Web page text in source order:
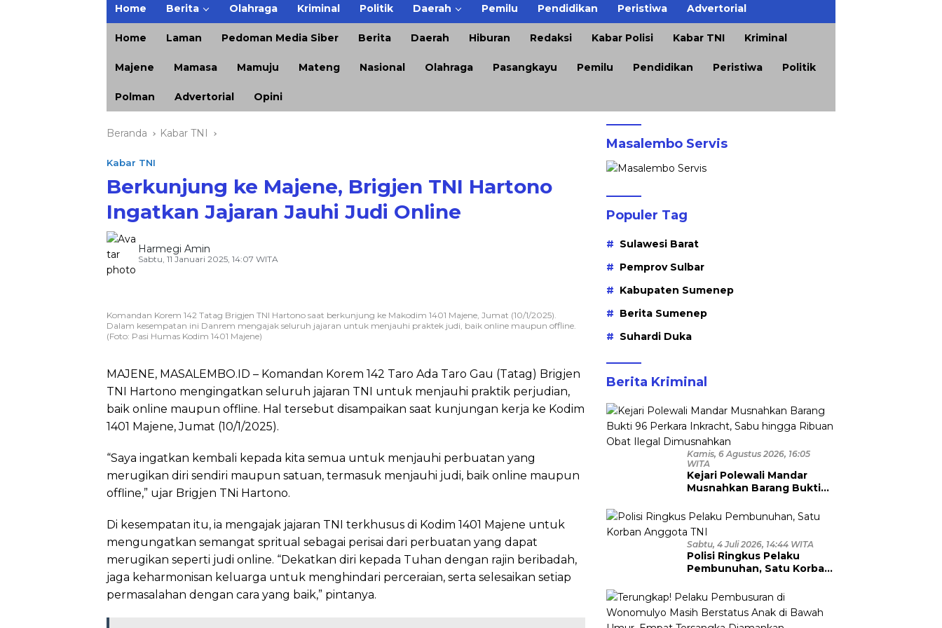
Home Berita Olahraga Kriminal Politik Daerah Pemilu Pendidikan Peristiwa Advertorial
Home Laman Pedoman Media Siber Berita Daerah Hiburan Redaksi Kabar Polisi Kabar TNI Kriminal
Majene Mamasa Mamuju Mateng Nasional Olahraga Pasangkayu Pemilu Pendidikan Peristiwa Politik
Polman Advertorial Opini
Beranda Kabar TNI
Kabar TNI
Berkunjung ke Majene, Brigjen TNI Hartono
Ingatkan Jajaran Jauhi Judi Online
Harmegi Amin
Sabtu, 11 Januari 2025, 14:07 WITA
Komandan Korem 142 Tatag Brigjen TNI Hartono saat berkunjung ke Makodim 1401 Majene, Jumat (10/1/2025).
Dalam kesempatan ini Danrem mengajak seluruh jajaran untuk menjauhi praktek judi, baik online maupun offline.
(Foto: Pasi Humas Kodim 1401 Majene)
MAJENE, MASALEMBO.ID – Komandan Korem 142 Taro Ada Taro Gau (Tatag) Brigjen
TNI Hartono mengingatkan seluruh jajaran TNI untuk menjauhi praktik perjudian,
baik online maupun offline. Hal tersebut disampaikan saat kunjungan kerja ke Kodim
1401 Majene, Jumat (10/1/2025).
“Saya ingatkan kembali kepada kita semua untuk menjauhi perbuatan yang
merugikan diri sendiri maupun satuan, termasuk menjauhi judi, baik online maupun
offline,” ujar Brigjen TNi Hartono.
Di kesempatan itu, ia mengajak jajaran TNI terkhusus di Kodim 1401 Majene untuk
mengungatkan semangat spritual sebagai perisai dari perbuatan yang dapat
merugikan seperti judi online. “Dekatkan diri kepada Tuhan dengan rajin beribadah,
jaga keharmonisan keluarga untuk menghindari perceraian, serta selesaikan setiap
permasalahan dengan cara yang baik,” pintanya.
Masalembo Servis
Populer Tag
Sulawesi Barat
Pemprov Sulbar
Kabupaten Sumenep
Berita Sumenep
Suhardi Duka
Berita Kriminal
Kamis, 6 Agustus 2026, 16:05
WITA
Kejari Polewali Mandar
Musnahkan Barang Bukti
hingga Ribuan Obat Ilegal
Dimusnahkan
Sabtu, 4 Juli 2026, 14:44 WITA
Polisi Ringkus Pelaku
Pembunuhan, Satu Korban